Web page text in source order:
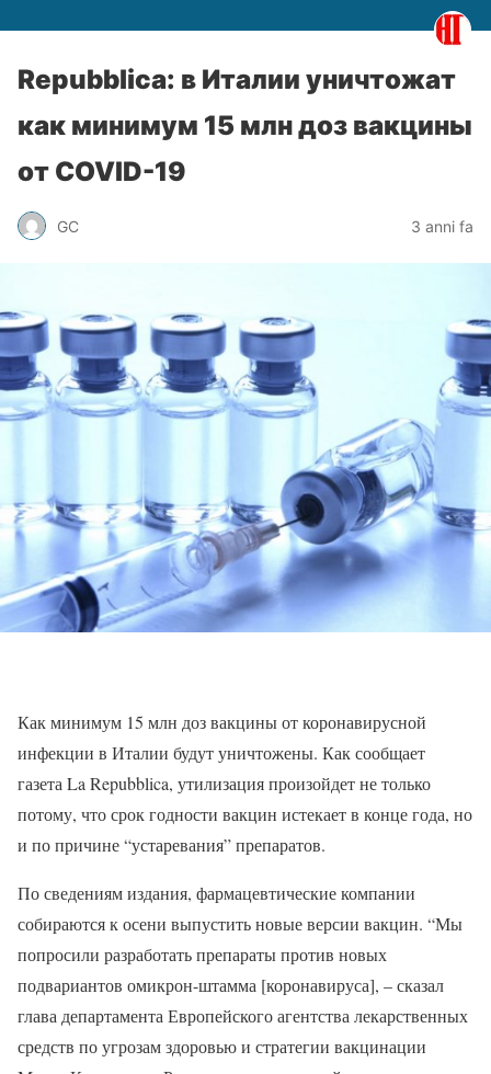
Repubblica: в Италии уничтожат
как минимум 15 млн доз вакцины
от COVID-19
GC 3 anni fa
Как минимум 15 млн доз вакцины от коронавирусной
инфекции в Италии будут уничтожены. Как сообщает
газета La Repubblica, утилизация произойдет не только
потому, что срок годности вакцин истекает в конце года, но
и по причине “устаревания” препаратов.
По сведениям издания, фармацевтические компании
собираются к осени выпустить новые версии вакцин. “Мы
попросили разработать препараты против новых
подвариантов омикрон-штамма [коронавируса], – сказал
глава департамента Европейского агентства лекарственных
средств по угрозам здоровью и стратегии вакцинации